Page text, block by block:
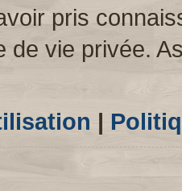
pris
de vie privée.
|